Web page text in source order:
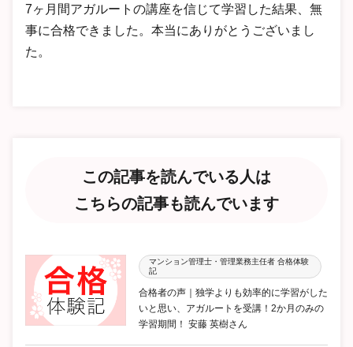
7ヶ月間アガルートの講座を信じて学習した結果、無
事に合格できました。本当にありがとうございまし
た。
この記事を読んでいる人は
こちらの記事も読んでいます
マンション管理士・管理業務主任者 合格体験
記
合格者の声｜独学よりも効率的に学習がした
いと思い、アガルートを受講！2か月のみの
学習期間！ 安藤 英樹さん